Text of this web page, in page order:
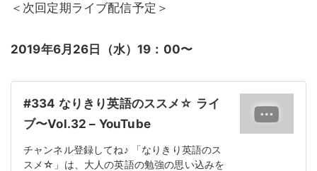
＜次回定期ライブ配信予定＞
2019年6月26日（水）19：00〜
#334 なりきり英語のススメ☆ ライ
ブ〜Vol.32 – YouTube
チャンネル登録してね♪ 「なりきり英語のス
スメ☆」は、大人の英語の勉強の思い込みを